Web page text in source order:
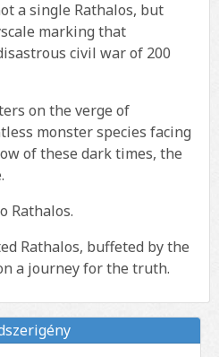
a single Rathalos, but
marking that
civil war of 200
on the verge of
monster species facing
of these dark times, the
Rathalos.
Rathalos, buffeted by the
a journey for the truth.